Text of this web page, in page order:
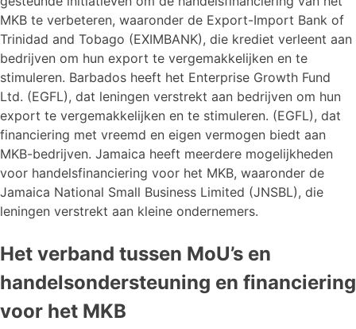
MKB te verbeteren, waaronder de Export-Import Bank of
Trinidad and Tobago (EXIMBANK), die krediet verleent aan
bedrijven om hun export te vergemakkelijken en te
stimuleren. Barbados heeft het Enterprise Growth Fund
Ltd. (EGFL), dat leningen verstrekt aan bedrijven om hun
export te vergemakkelijken en te stimuleren. (EGFL), dat
financiering met vreemd en eigen vermogen biedt aan
MKB-bedrijven. Jamaica heeft meerdere mogelijkheden
voor handelsfinanciering voor het MKB, waaronder de
Jamaica National Small Business Limited (JNSBL), die
leningen verstrekt aan kleine ondernemers.
Het verband tussen MoU’s en
handelsondersteuning en financiering
voor het MKB